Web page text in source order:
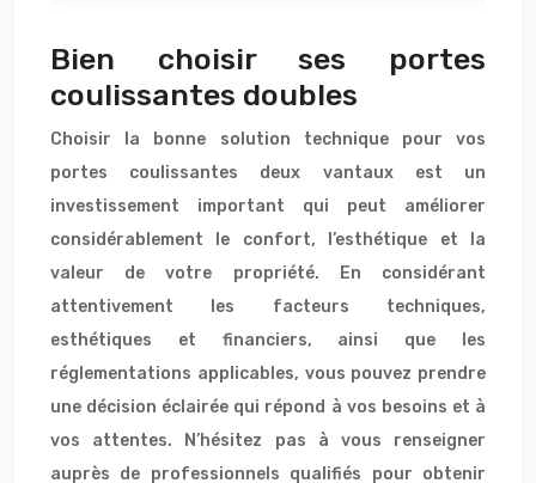
Bien choisir ses portes
coulissantes doubles
Choisir la bonne solution technique pour vos
portes coulissantes deux vantaux est un
investissement important qui peut améliorer
considérablement le confort, l’esthétique et la
valeur de votre propriété. En considérant
attentivement les facteurs techniques,
esthétiques et financiers, ainsi que les
réglementations applicables, vous pouvez prendre
une décision éclairée qui répond à vos besoins et à
vos attentes. N’hésitez pas à vous renseigner
auprès de professionnels qualifiés pour obtenir